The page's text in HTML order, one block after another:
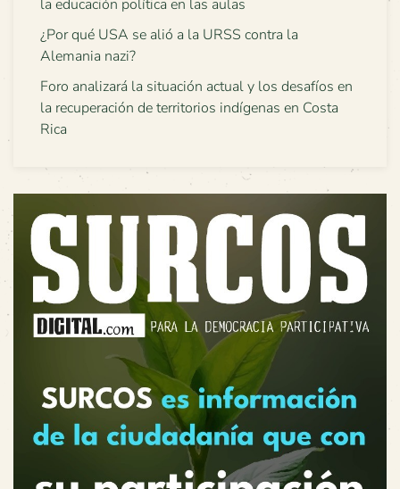
la educación política en las aulas
¿Por qué USA se alió a la URSS contra la
Alemania nazi?
Foro analizará la situación actual y los desafíos en
la recuperación de territorios indígenas en Costa
Rica